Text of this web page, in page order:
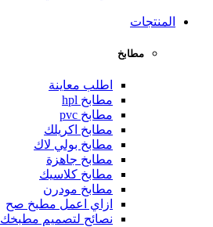
المنتجات
مطابخ
اطلب معاينة
مطابخ hpl
مطابخ pvc
مطابخ اكريلك
مطابخ بولي لاك
مطابخ جاهزة
مطابخ كلاسيك
مطابخ مودرن
ازاي اعمل مطبخ صح
نصائح لتصميم مطبخك